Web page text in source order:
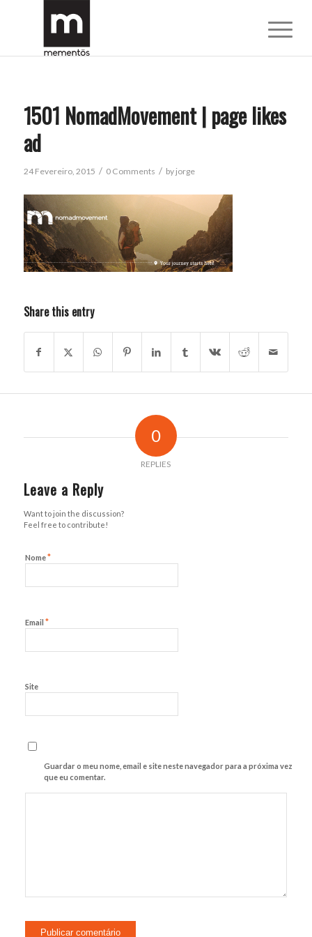
1501 NomadMovement | page likes
ad
24 Fevereiro, 2015 / 0 Comments / by jorge
Share this entry
0
REPLIES
Leave a Reply
Want to join the discussion?
Feel free to contribute!
Nome*
Email *
Site
Guardar o meu nome, email e site neste navegador para a próxima vez
que eu comentar.